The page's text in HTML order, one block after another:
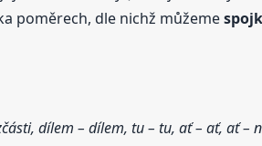
poměrech, dle nichž můžeme
dílem – dílem, tu – tu, ať – ať, ať –